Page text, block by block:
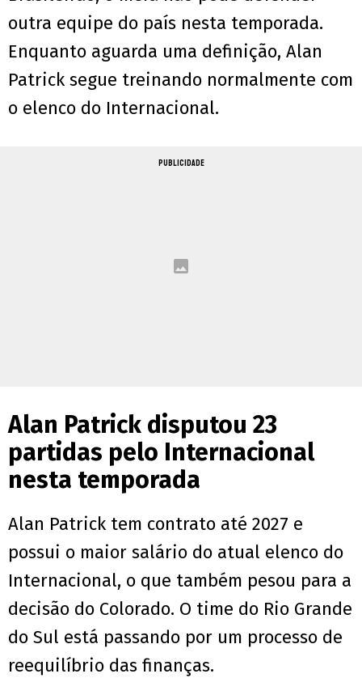
outra equipe do país nesta temporada.
Enquanto aguarda uma definição, Alan
Patrick segue treinando normalmente com
o elenco do Internacional.
PUBLICIDADE
Alan Patrick disputou 23
partidas pelo Internacional
nesta temporada
Alan Patrick tem contrato até 2027 e
possui o maior salário do atual elenco do
Internacional, o que também pesou para a
decisão do Colorado. O time do Rio Grande
do Sul está passando por um processo de
reequilíbrio das finanças.